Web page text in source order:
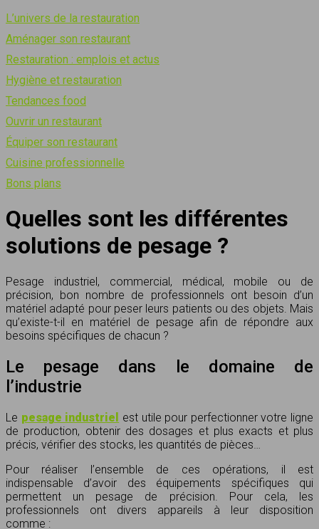
L’univers de la restauration
Aménager son restaurant
Restauration : emplois et actus
Hygiène et restauration
Tendances food
Ouvrir un restaurant
Équiper son restaurant
Cuisine professionnelle
Bons plans
Quelles sont les différentes
solutions de pesage ?
Pesage industriel, commercial, médical, mobile ou de
précision, bon nombre de professionnels ont besoin d’un
matériel adapté pour peser leurs patients ou des objets. Mais
qu’existe-t-il en matériel de pesage afin de répondre aux
besoins spécifiques de chacun ?
Le pesage dans le domaine de
l’industrie
Le pesage industriel
est utile pour perfectionner votre ligne
de production, obtenir des dosages et plus exacts et plus
précis, vérifier des stocks, les quantités de pièces…
Pour réaliser l’ensemble de ces opérations, il est
indispensable d’avoir des équipements spécifiques qui
permettent un pesage de précision. Pour cela, les
professionnels ont divers appareils à leur disposition
comme :